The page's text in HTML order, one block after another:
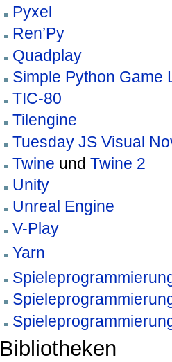
Pyxel
Ren’Py
Quadplay
Simple Python Game
TIC-80
Tilengine
Tuesday JS Visual
Twine und Twine 2
Unity
Unreal Engine
V-Play
Yarn
Bibliotheken